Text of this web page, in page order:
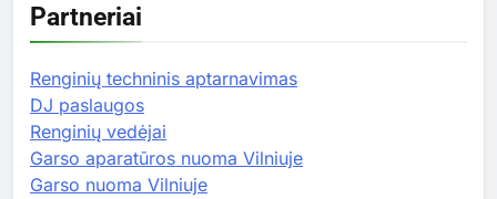
Partneriai
Renginių techninis aptarnavimas
DJ paslaugos
Renginių vedėjai
Garso aparatūros nuoma Vilniuje
Garso nuoma Vilniuje